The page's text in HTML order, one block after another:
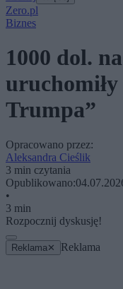
Zero.pl
Biznes
1000 dol.
Trumpa”
Opracowano przez:
Aleksandra Cieślik
3 min czytania
Opublikowano:
•
3 min
Rozpocznij dyskusję!
Reklama ✕ Reklama